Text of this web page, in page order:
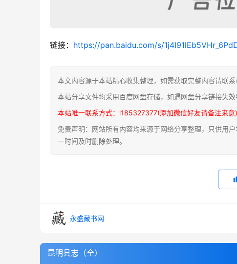
链接： https://pan.baidu.com/s/
本文内容源于本站精心收集整理，如需获取完整内容请联系
本站分享文件均采用百度网盘存储，如遇网盘分享链接失
本站唯一联系方式：l185327377(添加微信好友请备注来意)
免责声明：网站所有内容均来源于网络分享整理，只供用
一时间及时删除处理。
永盛藏书网
昆明县志（全）